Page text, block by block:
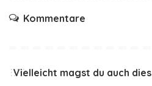
Kommentare
Vielleicht magst du auch dies